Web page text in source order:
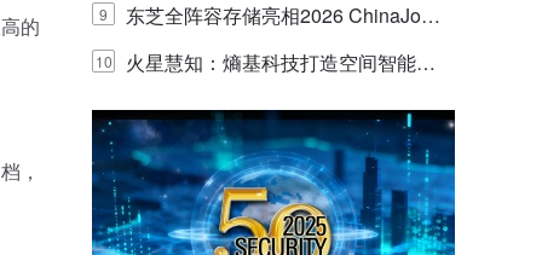
的
，
的实践与探讨
9
东芝全阵容存储亮相2026 ChinaJo
y，以海量数据底座赋能“与AI同游”新
体验
10
火星慧知：熵基科技打造空间智能时
代的认知中枢